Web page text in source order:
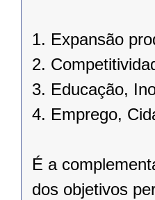
1. Expansão
2.
3. Educação,
4. Emprego,
É a
dos objetivos